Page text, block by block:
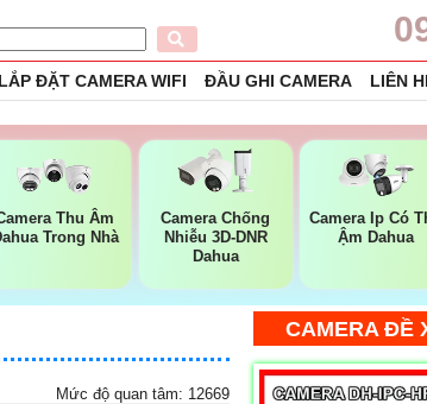
LẮP ĐẶT CAMERA WIFI ĐẦU GHI CAMERA LIÊN
Thu Âm
Trong Nhà
Camera Chống
Nhiễu 3D-DNR
Dahua
Camera Ip Có
Ậm Dahua
Mức độ quan tâm: 12669
CAMERA ĐỀ